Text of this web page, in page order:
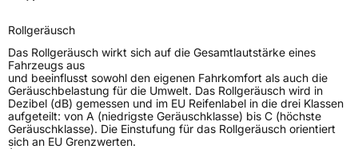
Rollgeräusch
Das Rollgeräusch wirkt sich auf die Gesamtlautstärke eines
Fahrzeugs aus
und beeinflusst sowohl den eigenen Fahrkomfort als auch die
Geräuschbelastung für die Umwelt. Das Rollgeräusch wird in
Dezibel (dB) gemessen und im EU Reifenlabel in die drei Klassen
aufgeteilt: von A (niedrigste Geräuschklasse) bis C (höchste
Geräuschklasse). Die Einstufung für das Rollgeräusch orientiert
sich an EU Grenzwerten.